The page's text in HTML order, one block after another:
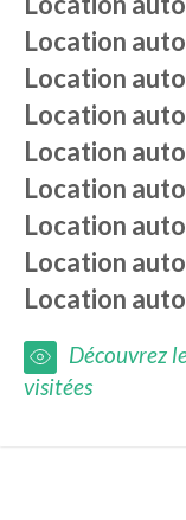
Location
Location
Location
Location
Location
Location
Location
Location
Découvrez
visitées